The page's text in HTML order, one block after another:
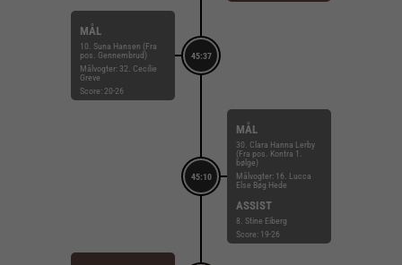
45:37
MÅL
10. Suna Hansen (Fra
pos. Gennembrud)
Målvogter: 32. Cecilie
Greve
Score: 20-26
45:10
MÅL
30. Clara Hanna Lerby
(Fra pos. Kontra 1.
bølge)
Målvogter: 16. Lucca
Else Bøg Hede
ASSIST
8. Stine Eiberg
Score: 19-26